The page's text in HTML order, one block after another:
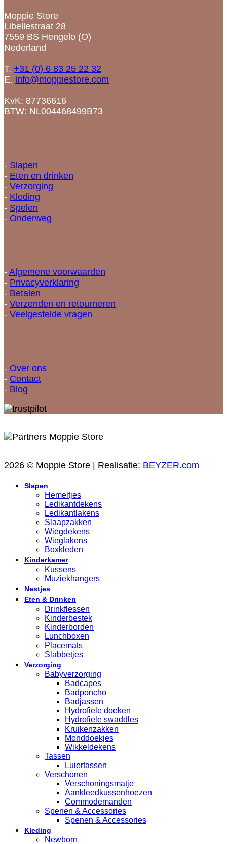
Moppie Store
Libellestraat 28
7559 BS Hengelo (O)
Nederland
T. +31 (0) 6 83 25 22 32
E. info@moppiestore.com
KvK: 87736616
BTW: NL004468499B73
- Slapen
- Eten en drinken
- Verzorging
- Kleding
- Spelen
- Onderweg
- Algemene voorwaarden
- Privacyverklaring
- Betalen
- Verzenden en retourneren
- Veelgestelde vragen
- Over ons
- Contact
- Blog
2026 © Moppie Store | Realisatie: BEYZER.com
Slapen
Hemeltjes
Ledikantdekens
Ledikantlakens
Slaapzakken
Wiegdekens
Wieglakens
Boxkleden
Kinderkamer
Kussens
Muziekhangers
Nestjes
Eten & Drinken
Drinkflessen
Kinderbestek
Kinderborden
Lunchboxen
Placemats
Slabbetjes
Verzorging
Babyverzorging
Badcapes
Badponcho
Badjassen
Hydrofiele doeken
Hydrofiele swaddles
Kruikenzakken
Monddoekjes
Wikkeldekens
Tassen
Luiertassen
Verschonen
Verschoningsmatje
Aankleedkussenhoezen
Commodemanden
Spenen & Accessories
Spenen & Accessories
Kleding
Newborn